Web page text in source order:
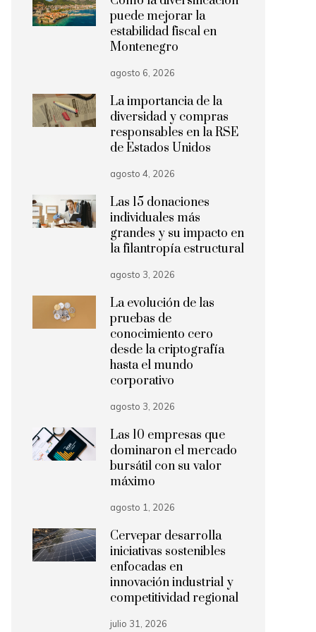
puede mejorar la
estabilidad fiscal en
Montenegro
agosto 6, 2026
La importancia de la
diversidad y compras
responsables en la RSE
de Estados Unidos
agosto 4, 2026
Las 15 donaciones
individuales más
grandes y su impacto en
la filantropía estructural
agosto 3, 2026
La evolución de las
pruebas de
conocimiento cero
desde la criptografía
hasta el mundo
corporativo
agosto 3, 2026
Las 10 empresas que
dominaron el mercado
bursátil con su valor
máximo
agosto 1, 2026
Cervepar desarrolla
iniciativas sostenibles
enfocadas en
innovación industrial y
competitividad regional
julio 31, 2026